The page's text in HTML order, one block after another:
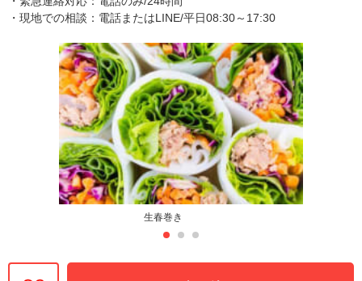
・現地での相談：電話またはLINE/平日08:30～17:30
生春巻き